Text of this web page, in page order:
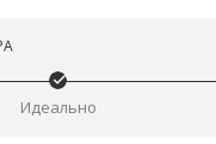
Идеально